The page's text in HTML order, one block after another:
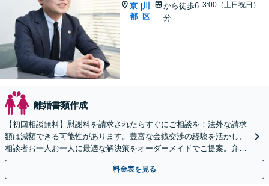
京
都
|川
区
から徒歩6
分
3:00（土日祝日）
離婚書類作成
【初回相談無料】慰謝料を請求されたらすぐにご相談を！法外な請求
額は減額できる可能性があります。豊富な金銭交渉の経験を活かし、
相談者お一人お一人に最適な解決策をオーダーメイドでご提案。弁護
士が全て代理対応し精神的負担を軽減します。
料金表を見る